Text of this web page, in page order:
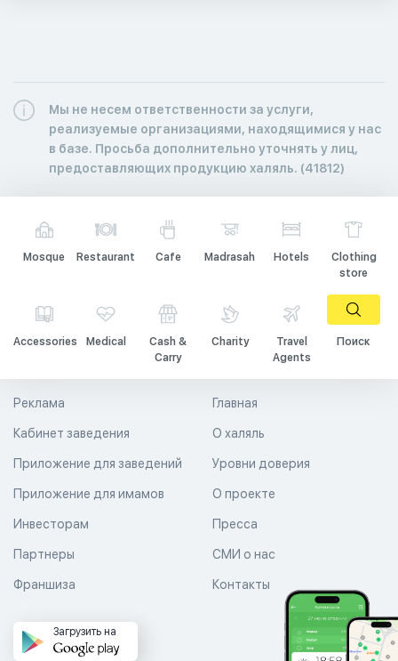
Мы не несем ответственности за услуги,
реализуемые организациями, находящимися у нас
в базе. Просьба дополнительно уточнять у лиц,
предоставляющих продукцию халяль. (41812)
Mosque Restaurant Cafe Madrasah Hotels
Clothing
store
Accessories Medical
Cash &
Carry
Charity
Travel
Agents
Поиск
Главная
О халяль
Уровни доверия
Реклама
Кабинет заведения
Приложение для заведений
Приложение для имамов О проекте
Пресса
СМИ о нас
Контакты
Инвесторам
Партнеры
Франшиза
Загрузить на